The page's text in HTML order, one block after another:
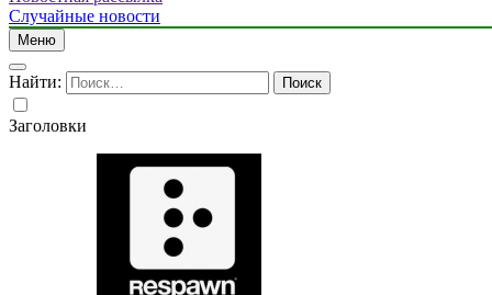
Случайные новости
Меню
Найти:
Заголовки